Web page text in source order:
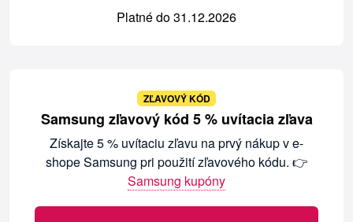
Platné do 31.12.2026
ZĽAVOVÝ KÓD
Samsung zľavový kód 5 % uvítacia zľava
Získajte 5 % uvítaciu zľavu na prvý nákup v e-
shope Samsung pri použití zľavového kódu. 👉
Samsung kupóny